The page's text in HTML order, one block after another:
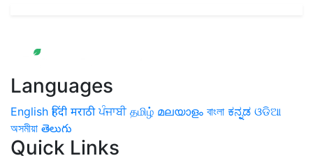
Languages
English हिंदी मराठी ਪੰਜਾਬੀ தமிழ் മലയാളം বাংলা ಕನ್ನಡ ଓଡିଆ
অসমীয়া తెలుగు
Quick Links